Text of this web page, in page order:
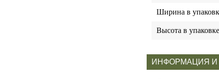
Ширина в
Высота в упаковке
ИНФОРМАЦИЯ И